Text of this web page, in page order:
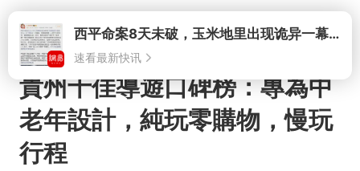
打开西平命案8天未破，玉米地里出现诡异一幕，我突然想起了欧金中
速看最新快讯
貴州十佳導遊口碑榜：專為中
老年設計，純玩零購物，慢玩
行程